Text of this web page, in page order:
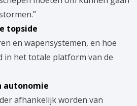
topside
en wapensystemen, en hoe
in het totale platform van de
autonomie
afhankelijk worden van